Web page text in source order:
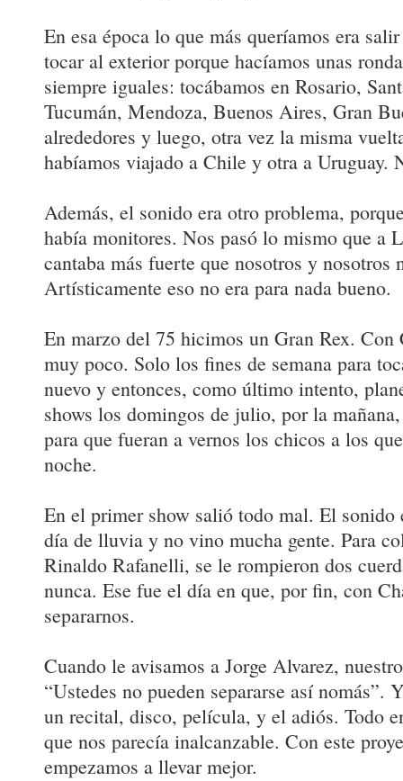
En esa época lo que más queríamos era
tocar al exterior porque hacíamos unas
siempre iguales: tocábamos en Rosario,
Tucumán, Mendoza, Buenos Aires, Gran
alrededores y luego, otra vez la misma
habíamos viajado a Chile y otra a Uruguay.
Además, el sonido era otro problema,
había monitores. Nos pasó lo mismo que a
cantaba más fuerte que nosotros y nosotros
Artísticamente eso no era para nada bueno.
En marzo del 75 hicimos un Gran Rex. Con
muy poco. Solo los fines de semana para
nuevo y entonces, como último intento,
shows los domingos de julio, por la
para que fueran a vernos los chicos a los
noche.
En el primer show salió todo mal. El
día de lluvia y no vino mucha gente. Para
Rinaldo Rafanelli, se le rompieron dos
nunca. Ese fue el día en que, por fin, con
separarnos.
Cuando le avisamos a Jorge Alvarez,
“Ustedes no pueden separarse así nomás”.
un recital, disco, película, y el adiós. Todo
que nos parecía inalcanzable. Con este
empezamos a llevar mejor.